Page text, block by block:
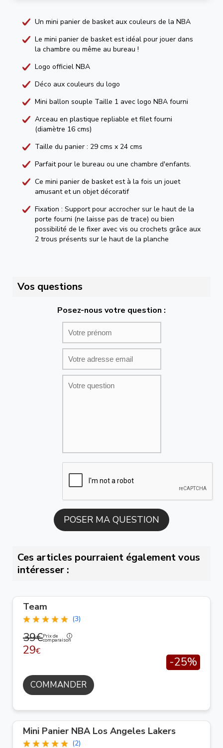
Un mini panier de basket aux couleurs de la NBA
Le mini panier de basket est idéal pour jouer dans
la chambre ou même au bureau !
Logo officiel NBA
Déco aux couleurs du logo
Mini ballon souple Taille 1 avec logo NBA fourni
Arceau en plastique repliable et filet fourni
(diamètre 16 cms)
Taille du panier : 29 cms x 24 cms
Parfait pour le bureau ou une chambre d'enfants.
Ce mini panier de basket est à la fois un jouet
amusant et un objet décoratif
Fixation : Support pour accrocher sur le haut de la
porte fourni (ne laisse pas de trace) ou bien
possibilité de le fixer avec vis ou crochets grâce aux
2 trous présents sur le haut de la planche
Vos questions
Posez-nous votre question :
Ces articles pourraient également vous
intéresser :
Team
(3)
39€Prix de
comparaison
29€
-25%
COMMANDER
Mini Panier NBA Los Angeles Lakers
(2)